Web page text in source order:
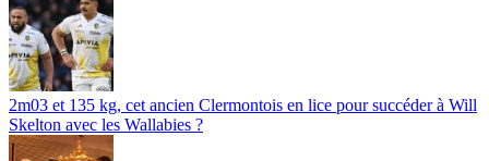
2m03 et 135 kg, cet ancien Clermontois en lice pour succéder à Will
Skelton avec les Wallabies ?